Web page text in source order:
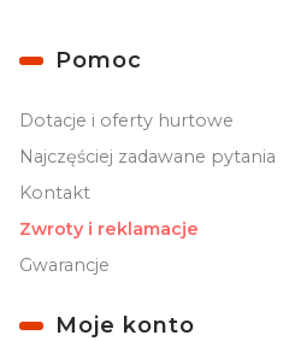
Linki w stopce
Pomoc
Dotacje i oferty hurtowe
Najczęściej zadawane pytania
Kontakt
Zwroty i reklamacje
Gwarancje
Moje konto